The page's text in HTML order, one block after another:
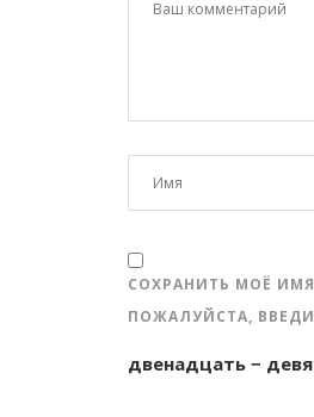
СОХРАНИТЬ МОЁ
ПОЖАЛУЙСТА,
двенадцать −